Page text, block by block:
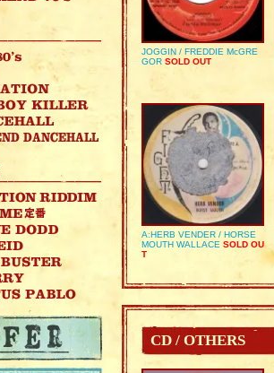
JOGGIN / FREDDIE McGRE
GOR SOLD OUT
A:HERB VENDER / HORSE
MOUTH WALLACE SOLD OU
T
CD / OTHERS